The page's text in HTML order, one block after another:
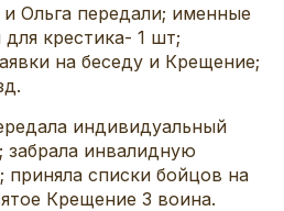
Ольга передали; именные
крестика- 1 шт;
на беседу и Крещение;
индивидуальный
забрала инвалидную
приняла списки бойцов на
Крещение 3 воина.